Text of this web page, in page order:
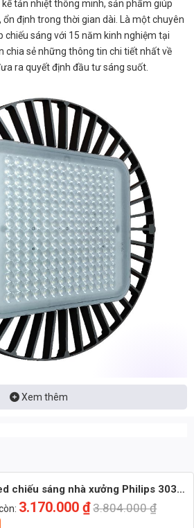
tản nhiệt thông minh, sản phẩm giúp
định trong thời gian dài. Là một chuyên
chiếu sáng với 15 năm kinh nghiệm tại
chia sẻ những thông tin chi tiết nhất về
ra quyết định đầu tư sáng suốt.
LED – tư vấn nhanh & giá tận xưởng
1 (Tư vấn chính)
2 (Hỗ trợ nhanh)
Xem thêm
chiếu sáng nhà xưởng Philips 3030
(TDLX3-250)
3.170.000₫3.804.000₫